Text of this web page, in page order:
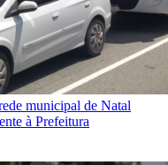
municipal de Natal
à Prefeitura